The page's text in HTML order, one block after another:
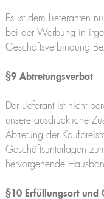
Es ist dem Lieferanten
bei der Werbung in
Geschäftsverbindung
§9 Abtretungsverbot
Der Lieferant ist nicht
unsere ausdrückliche
Abtretung der
Geschäftsunterlagen
hervorgehende
§10 Erfüllungsort und